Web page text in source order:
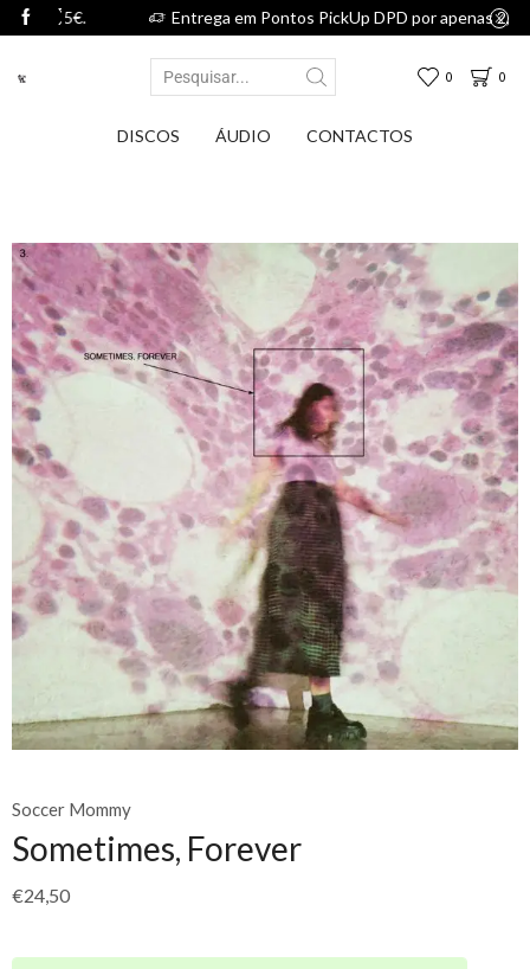
Entrega em Pontos PickUp DPD por apenas 2,75€.
0 0
DISCOS ÁUDIO CONTACTOS
Soccer Mommy
Sometimes, Forever
€24,50